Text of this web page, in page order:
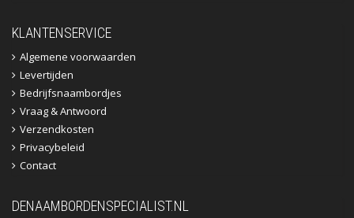
KLANTENSERVICE
Algemene voorwaarden
Levertijden
Bedrijfsnaambordjes
Vraag & Antwoord
Verzendkosten
Privacybeleid
Contact
DENAAMBORDENSPECIALIST.NL